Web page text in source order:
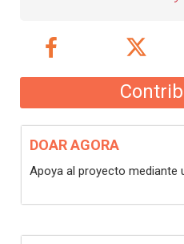
DOAR AGORA
Apoya al proyecto mediante